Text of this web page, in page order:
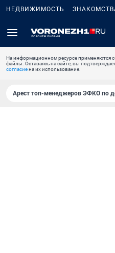
НЕДВИЖИМОСТЬ
На информационном ресурсе применяются
файлы. Оставаясь на сайте, вы
согласиена их использование.
Арест топ-менеджеров ЭФКО по